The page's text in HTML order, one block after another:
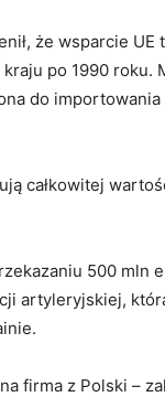
że wsparcie
po 1990
do
całkowitej
500
artyleryjskiej,
firma z Polski –